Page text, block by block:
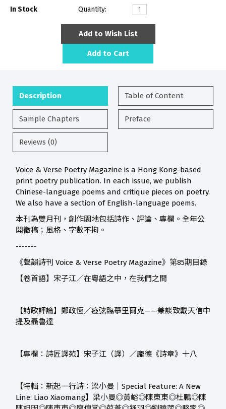
In Stock Quantity:
Add to Wish List
Add to Cart
Description Table of Content
Sample Chapters Preface
Reviews (0)
Voice & Verse Poetry Magazine is a Hong Kong-based
print poetry publication. In each issue, we publish
Chinese-language poems and critique pieces on poetry.
We also have a section of English-language poems.
本刊為雙月刊，創作園地包括詩作、評論、專欄。全年公
開徵稿；風格、字數不拘。
-------
《聲韻詩刊 Voice & Verse Poetry Magazine》第85期目錄
【卷首語】宋子江／在粵語之中，在我們之間
【詩歌評論】鄭政恆／瘂弦臨摹里爾克——兼談致戴天信中
提及聶魯達
【專欄：詩匠譯苑】宋子江（譯）／龐德《詩章》十八
【特輯：新起一行詩：梁小曼｜ Special Feature: A New
Line: Liao Xiaomang】梁小曼◎黃峪◎陳東東◎杜鵬◎陳